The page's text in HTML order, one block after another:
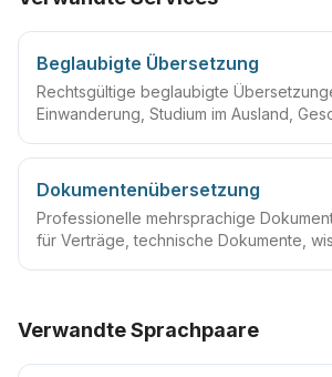
Beglaubigte Übersetzung
Rechtsgültige beglaubigte
Einwanderung, Studium im Ausland,
Dokumentenübersetzung
Professionelle mehrsprachige
für Verträge, technische Dokumente,
Verwandte Sprachpaare